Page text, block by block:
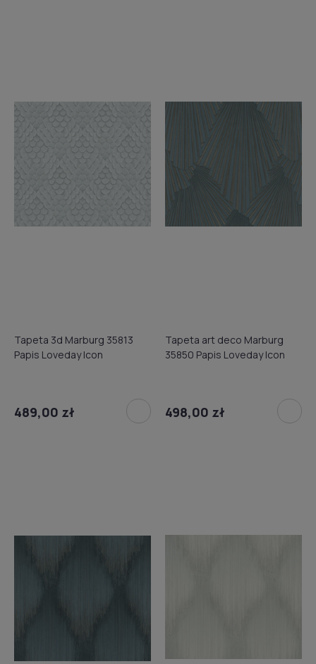
Tapeta 3d Marburg 35813
Papis Loveday Icon
489,00 zł
Tapeta art deco Marburg
35850 Papis Loveday Icon
498,00 zł